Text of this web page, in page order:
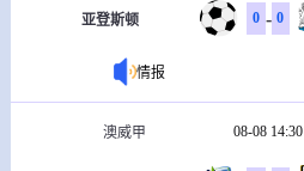
亚登斯顿 0 - 0
情报
澳威甲 08-08 14:30